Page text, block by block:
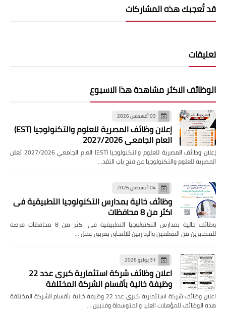
قد تُعجبك هذه المشاركات
تعليقات
الوظائف الاكثر مشاهدة هذا الاسبوع
03 أغسطس 2026
إعلان وظائف المصرية للعلوم والتكنولوجيا (EST)
العام الجامعي 2027/2026
إعلان وظائف المصرية للعلوم والتكنولوجيا (EST) العام الجامعي 2027/2026 تعلن
المصرية للعلوم والتكنولوجيا عن فتح باب التقد…
04 أغسطس 2026
وظائف خالية بمدارس التكنولوجيا التطبيقية فى
اكثر من 8 محافظات
وظائف خالية بمدارس التكنولوجيا التطبيقية فى اكثر من 8 محافظات فرصة
للمتميزين من المعلمين والإداريين للإلتحاق بفريق عمل …
31 يوليو 2026
اعلان وظائف شركة استثمارية كبرى عدد 22
وظيفة خالية بأقسام الشركة المختلفة
اعلان وظائف شركة استثمارية كبرى عدد 22 وظيفة خالية بأقسام الشركة المختلفة
هذه الوظائف للمؤهلات العليا والمتوسطة وفنيين …